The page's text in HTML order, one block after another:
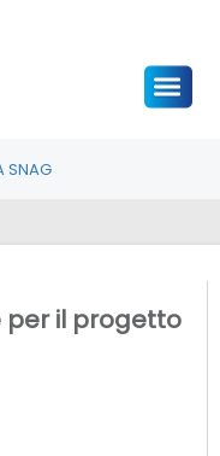
SNAG
per il progetto